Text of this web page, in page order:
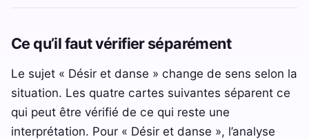
Ce qu’il faut vérifier séparément
Le sujet « Désir et danse » change de sens selon la
situation. Les quatre cartes suivantes séparent ce
qui peut être vérifié de ce qui reste une
interprétation. Pour « Désir et danse », l’analyse